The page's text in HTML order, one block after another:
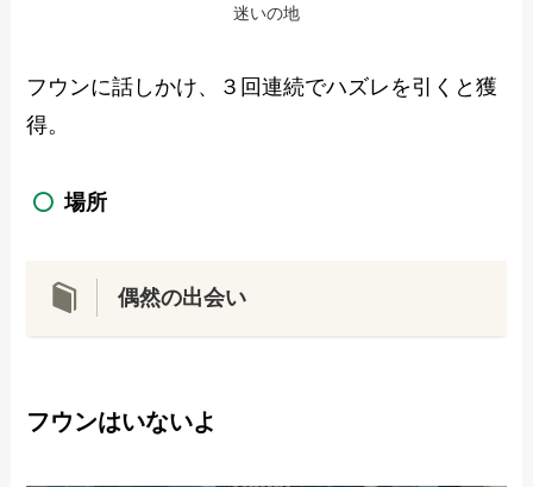
迷いの地
フウンに話しかけ、３回連続でハズレを引くと獲
得。
場所
偶然の出会い
フウンはいないよ